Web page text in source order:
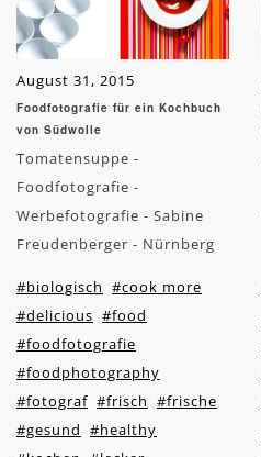
August 31, 2015
Foodfotografie für ein Kochbuch
von Südwolle
Tomatensuppe -
Foodfotografie -
Werbefotografie - Sabine
Freudenberger - Nürnberg
#biologisch #cook more
#delicious #food
#foodfotografie
#foodphotography
#fotograf #frisch #frische
#gesund #healthy